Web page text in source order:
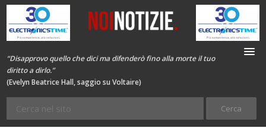
“Disapprovo quello che dici ma difenderò fino alla morte il tuo
diritto a dirlo.”
(Evelyn Beatrice Hall, saggio su Voltaire)